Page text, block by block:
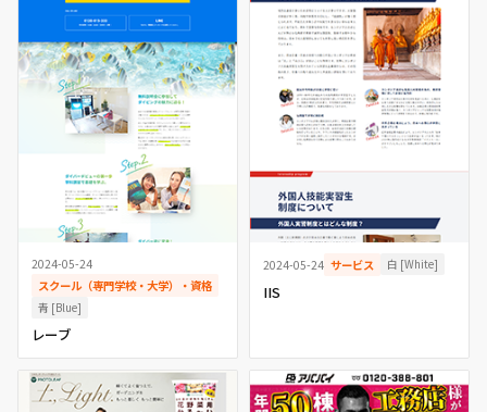
2024-05-24
スクール（専門学校・大学）・資格
青 [Blue]
レーブ
2024-05-24 サービス 白 [White]
IIS